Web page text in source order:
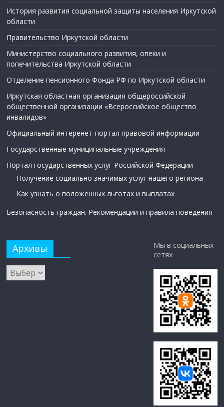
История развития социальной защиты населения Иркутской
области
Правительство Иркутской области
Министерство социального развития, опеки и
попечительства Иркутской области
Отделение пенсионного Фонда РФ по Иркутской области
Иркутская областная организация общероссийской
общественной организации «Всероссийское общество
инвалидов»
Официальный интеренет-портал правовой информации
Государственные муниципальные учреждения
Портал государственных услуг Российской Федерации
Получение социально значимых услуг нашего региона
Как узнать о положенных льготах и выплатах
Безопасность граждан. Рекомендации и правила поведения
Архивы
Мы в социальных
сетях